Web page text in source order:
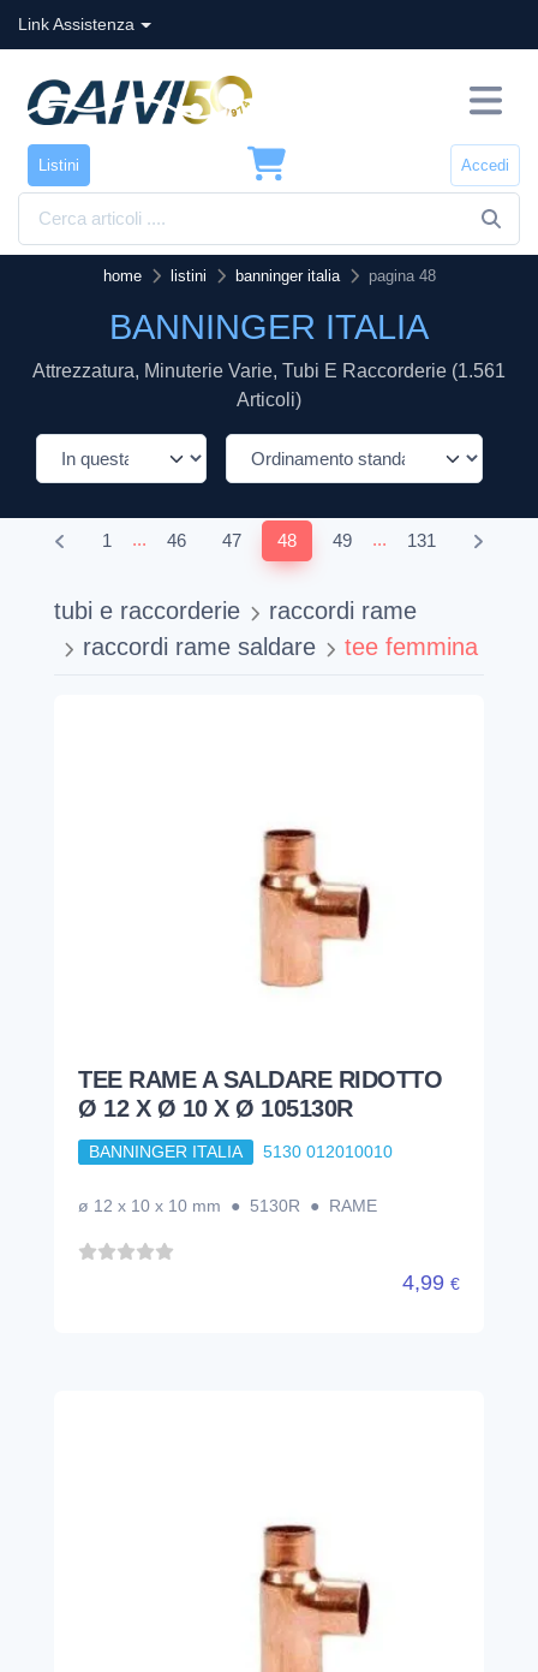
Link Assistenza
Listini Accedi
home listini banninger italia pagina 48
BANNINGER ITALIA
Attrezzatura, Minuterie Varie, Tubi E Raccorderie (1.561
Articoli)
1 ... 46 47 48 49 ... 131
tubi e raccorderie
raccordi rame
raccordi rame saldare
tee femmina
TEE RAME A SALDARE RIDOTTO
Ø 12 X Ø 10 X Ø 105130R
BANNINGER ITALIA 5130 012010010
ø 12 x 10 x 10 mm ● 5130R ● RAME
4,99 €